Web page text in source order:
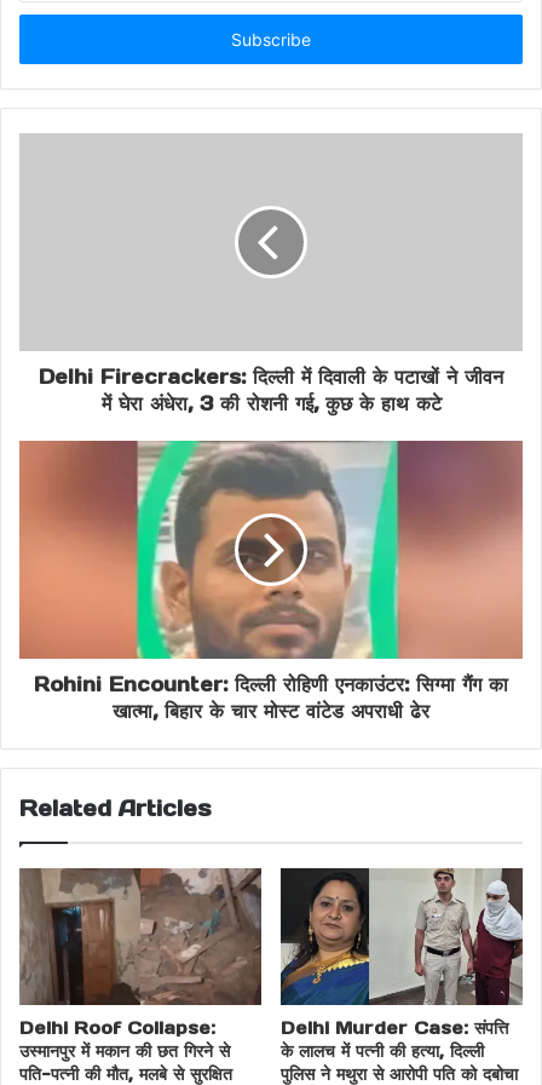
Emergency Rescue Delhi
Fire Accident Report
Geeta Colony Fire
Ghaziabad Building Fire
Email
Delhi Firecrackers: दिल्ली में दिवाली के पटाखों ने जीवन
में घेरा अंधेरा, 3 की रोशनी गई, कुछ के हाथ कटे
Rohini Encounter: दिल्ली रोहिणी एनकाउंटर: सिग्मा गैंग का
खात्मा, बिहार के चार मोस्ट वांटेड अपराधी ढेर
Related Articles
Delhi Roof Collapse:
उस्मानपुर में मकान की छत गिरने से
पति-पत्नी की मौत, मलबे से सुरक्षित
Delhi Murder Case: संपत्ति
के लालच में पत्नी की हत्या, दिल्ली
पुलिस ने मथुरा से आरोपी पति को दबोचा